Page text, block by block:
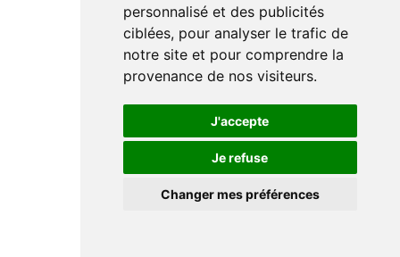
personnalisé et des publicités
ciblées, pour analyser le trafic de
notre site et pour comprendre la
provenance de nos visiteurs.
J'accepte
Je refuse
Changer mes préférences